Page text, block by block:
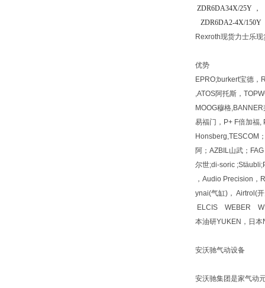
ZDR6DA34X/25Y
ZDR6DA2-4X/150Y
Rexroth现货力士乐
优势
EPRO;burkert宝德，
,ATOS阿托斯，
MOOG穆格
易福门，P+ F倍加福,
Honsberg,TESCOM
阿；AZBIL山武；
尔世;di-soric
，Audio Precision
ynai(气缸)， Airtrol(
ELCIS WEBER
本油研YUKEN，日本
安沃驰气动设备
安沃驰集团是家气动